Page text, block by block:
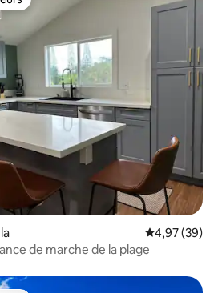
Évaluation
4,97 (39)
de marche de la plage